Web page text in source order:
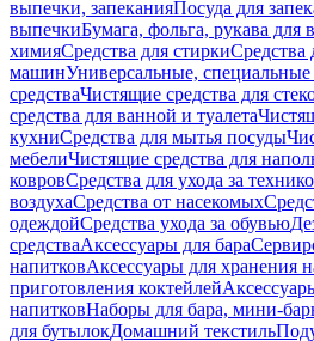
выпечки, запеканияПосуда для
выпечкиБумага, фольга, рукава для
химияСредства для стиркиСредства
машинУниверсальные,
средстваЧистящие средства для
средства для ванной и туалета
кухниСредства для мытья посуды
мебелиЧистящие средства для
ковровСредства для ухода за
воздухаСредства от насекомых
одеждойСредства ухода за обувью
средстваАксессуары для бара
напитковАксессуары для хранения
приготовления коктейлей
напитковНаборы для бара, мини-
для бутылокДомашний текстиль